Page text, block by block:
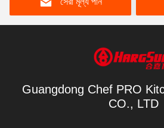
Guangdong Chef PRO
CO., LTD